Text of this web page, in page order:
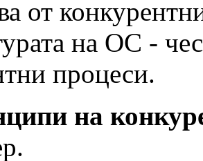
от
на ОС -
процеси.
на